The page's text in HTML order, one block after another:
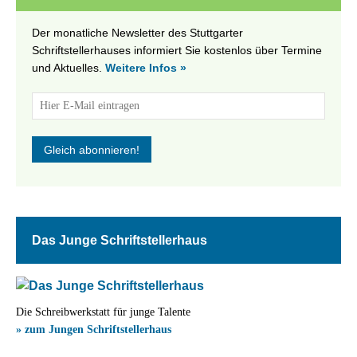
Der monatliche Newsletter des Stuttgarter
Schriftstellerhauses informiert Sie kostenlos über Termine
und Aktuelles. Weitere Infos »
Das Junge Schriftstellerhaus
Die Schreibwerkstatt für junge Talente
» zum Jungen Schriftstellerhaus